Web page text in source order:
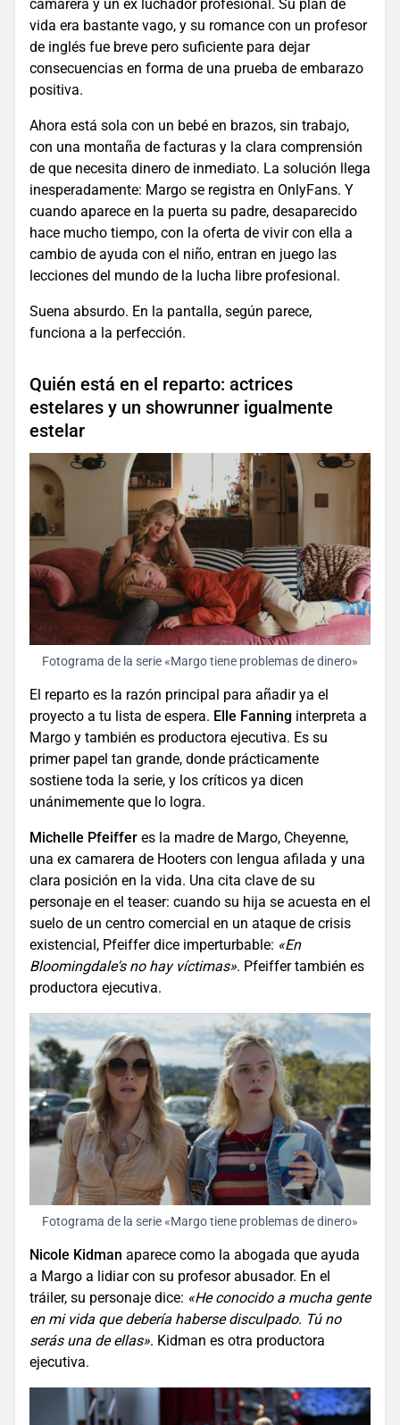
camarera y un ex luchador profesional. Su plan de
vida era bastante vago, y su romance con un profesor
de inglés fue breve pero suficiente para dejar
consecuencias en forma de una prueba de embarazo
positiva.
Ahora está sola con un bebé en brazos, sin trabajo,
con una montaña de facturas y la clara comprensión
de que necesita dinero de inmediato. La solución llega
inesperadamente: Margo se registra en OnlyFans. Y
cuando aparece en la puerta su padre, desaparecido
hace mucho tiempo, con la oferta de vivir con ella a
cambio de ayuda con el niño, entran en juego las
lecciones del mundo de la lucha libre profesional.
Suena absurdo. En la pantalla, según parece,
funciona a la perfección.
Quién está en el reparto: actrices
estelares y un showrunner igualmente
estelar
Fotograma de la serie «Margo tiene problemas de dinero»
El reparto es la razón principal para añadir ya el
proyecto a tu lista de espera. Elle Fanning interpreta a
Margo y también es productora ejecutiva. Es su
primer papel tan grande, donde prácticamente
sostiene toda la serie, y los críticos ya dicen
unánimemente que lo logra.
Michelle Pfeiffer es la madre de Margo, Cheyenne,
una ex camarera de Hooters con lengua afilada y una
clara posición en la vida. Una cita clave de su
personaje en el teaser: cuando su hija se acuesta en el
suelo de un centro comercial en un ataque de crisis
existencial, Pfeiffer dice imperturbable: «En
Bloomingdale's no hay víctimas». Pfeiffer también es
productora ejecutiva.
Fotograma de la serie «Margo tiene problemas de dinero»
Nicole Kidman aparece como la abogada que ayuda
a Margo a lidiar con su profesor abusador. En el
tráiler, su personaje dice: «He conocido a mucha gente
en mi vida que debería haberse disculpado. Tú no
serás una de ellas». Kidman es otra productora
ejecutiva.